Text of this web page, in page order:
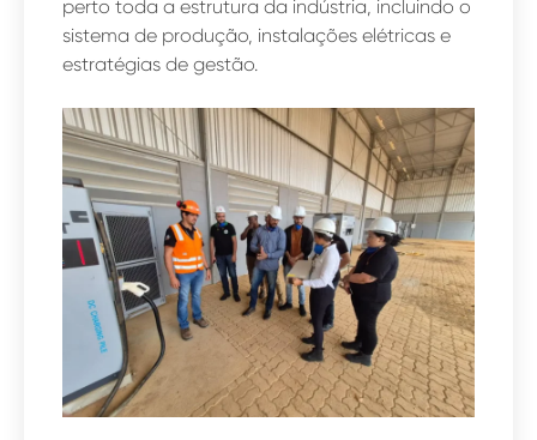
perto toda a estrutura da indústria, incluindo o
sistema de produção, instalações elétricas e
estratégias de gestão.